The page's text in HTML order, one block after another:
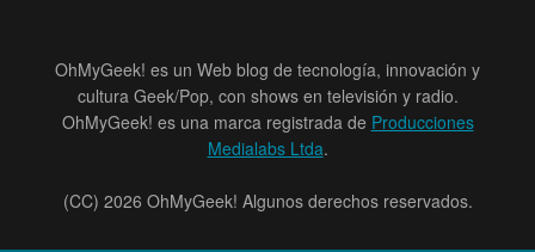
OhMyGeek! es un Web blog de tecnología, innovación y
cultura Geek/Pop, con shows en televisión y radio.
OhMyGeek! es una marca registrada de Producciones
Medialabs Ltda.
(CC) 2026 OhMyGeek! Algunos derechos reservados.